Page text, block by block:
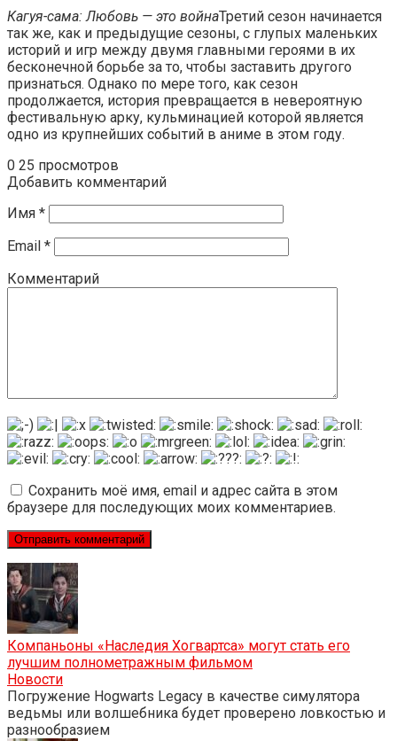
Кагуя-сама: Любовь — это войнаТретий сезон начинается
так же, как и предыдущие сезоны, с глупых маленьких
историй и игр между двумя главными героями в их
бесконечной борьбе за то, чтобы заставить другого
признаться. Однако по мере того, как сезон
продолжается, история превращается в невероятную
фестивальную арку, кульминацией которой является
одно из крупнейших событий в аниме в этом году.
0 25 просмотров
Добавить комментарий
Имя *
Email *
Комментарий
Сохранить моё имя, email и адрес сайта в этом
браузере для последующих моих комментариев.
Компаньоны «Наследия Хогвартса» могут стать его
лучшим полнометражным фильмом
Новости
Погружение Hogwarts Legacy в качестве симулятора
ведьмы или волшебника будет проверено ловкостью и
разнообразием